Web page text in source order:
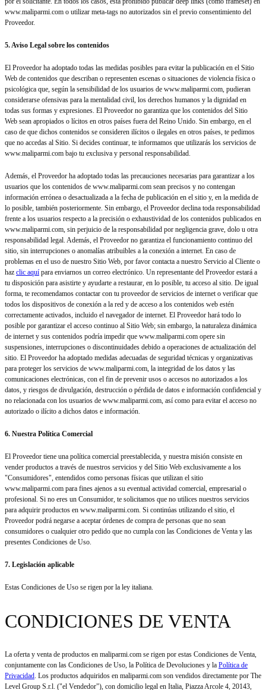
www.maliparmi.com o utilizar meta-tags no autorizados sin el previo consentimiento del
Proveedor.
5. Aviso Legal sobre los contenidos
El Proveedor ha adoptado todas las medidas posibles para evitar la publicación en el Sitio
Web de contenidos que describan o representen escenas o situaciones de violencia física o
psicológica que, según la sensibilidad de los usuarios de www.maliparmi.com, pudieran
considerarse ofensivas para la mentalidad civil, los derechos humanos y la dignidad en
todas sus formas y expresiones. El Proveedor no garantiza que los contenidos del Sitio
Web sean apropiados o lícitos en otros países fuera del Reino Unido. Sin embargo, en el
caso de que dichos contenidos se consideren ilícitos o ilegales en otros países, te pedimos
que no accedas al Sitio. Si decides continuar, te informamos que utilizarás los servicios de
www.maliparmi.com bajo tu exclusiva y personal responsabilidad.
Además, el Proveedor ha adoptado todas las precauciones necesarias para garantizar a los
usuarios que los contenidos de www.maliparmi.com sean precisos y no contengan
información errónea o desactualizada a la fecha de publicación en el sitio y, en la medida de
lo posible, también posteriormente. Sin embargo, el Proveedor declina toda responsabilidad
frente a los usuarios respecto a la precisión o exhaustividad de los contenidos publicados en
www.maliparmi.com, sin perjuicio de la responsabilidad por negligencia grave, dolo u otra
responsabilidad legal. Además, el Proveedor no garantiza el funcionamiento continuo del
sitio, sin interrupciones o anomalías atribuibles a la conexión a internet. En caso de
problemas en el uso de nuestro Sitio Web, por favor contacta a nuestro Servicio al Cliente o
haz clic aquí para enviarnos un correo electrónico. Un representante del Proveedor estará a
tu disposición para asistirte y ayudarte a restaurar, en lo posible, tu acceso al sitio. De igual
forma, te recomendamos contactar con tu proveedor de servicios de internet o verificar que
todos los dispositivos de conexión a la red y de acceso a los contenidos web estén
correctamente activados, incluido el navegador de internet. El Proveedor hará todo lo
posible por garantizar el acceso continuo al Sitio Web; sin embargo, la naturaleza dinámica
de internet y sus contenidos podría impedir que www.maliparmi.com opere sin
suspensiones, interrupciones o discontinuidades debido a operaciones de actualización del
sitio. El Proveedor ha adoptado medidas adecuadas de seguridad técnicas y organizativas
para proteger los servicios de www.maliparmi.com, la integridad de los datos y las
comunicaciones electrónicas, con el fin de prevenir usos o accesos no autorizados a los
datos, y riesgos de divulgación, destrucción o pérdida de datos e información confidencial y
no relacionada con los usuarios de www.maliparmi.com, así como para evitar el acceso no
autorizado o ilícito a dichos datos e información.
6. Nuestra Política Comercial
El Proveedor tiene una política comercial preestablecida, y nuestra misión consiste en
vender productos a través de nuestros servicios y del Sitio Web exclusivamente a los
"Consumidores", entendidos como personas físicas que utilizan el sitio
www.maliparmi.com para fines ajenos a su eventual actividad comercial, empresarial o
profesional. Si no eres un Consumidor, te solicitamos que no utilices nuestros servicios
para adquirir productos en www.maliparmi.com. Si continúas utilizando el sitio, el
Proveedor podrá negarse a aceptar órdenes de compra de personas que no sean
consumidores o cualquier otro pedido que no cumpla con las Condiciones de Venta y las
presentes Condiciones de Uso.
7. Legislación aplicable
Estas Condiciones de Uso se rigen por la ley italiana.
CONDICIONES DE VENTA
La oferta y venta de productos en maliparmi.com se rigen por estas Condiciones de Venta,
conjuntamente con las Condiciones de Uso, la Política de Devoluciones y la Política de
Privacidad. Los productos adquiridos en maliparmi.com son vendidos directamente por The
Level Group S.r.l. ("el Vendedor"), con domicilio legal en Italia, Piazza Arcole 4, 20143,